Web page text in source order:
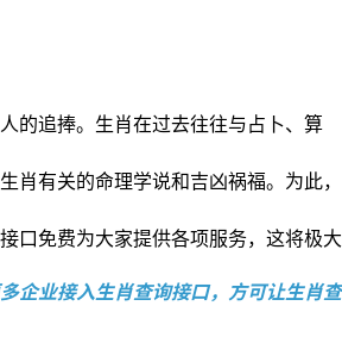
的追捧。生肖在过去往往与占卜、算
有关的命理学说和吉凶祸福。为此，
口免费为大家提供各项服务，这将极大
企业接入生肖查询接口，方可让生肖查